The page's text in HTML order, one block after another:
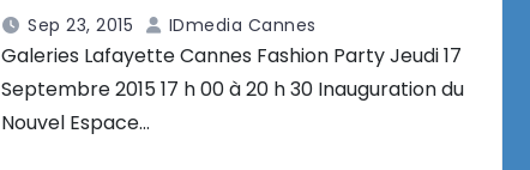
Sep 23, 2015 IDmedia Cannes
Galeries Lafayette Cannes Fashion Party Jeudi 17
Septembre 2015 17 h 00 à 20 h 30 Inauguration du
Nouvel Espace…